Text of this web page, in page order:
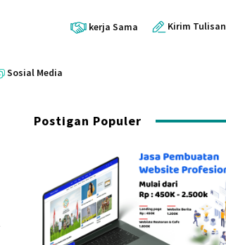
kerja Sama Kirim Tulisan
Sosial Media
Postigan Populer